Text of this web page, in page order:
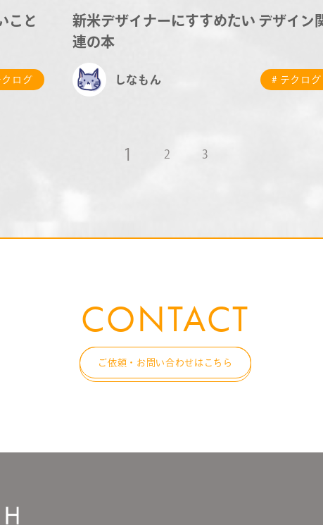
こと
クログ
新米デザイナーにすすめたい デザイン
連の本
しなもん # テクログ
1 2 3
CONTACT
ご依頼・お問い合わせはこちら